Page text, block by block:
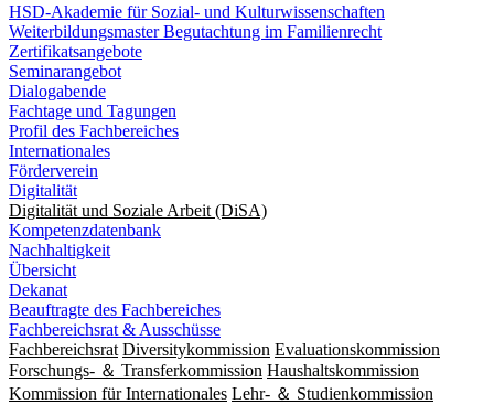
HSD-Akademie für Sozial- und Kulturwissenschaften
Weiterbildungsmaster Begutachtung im Familienrecht
Zertifikatsangebote
Seminarangebot
Dialogabende
Fachtage und Tagungen
Profil des Fachbereiches
Internationales
Förderverein
Digitalität
Digitalität und Soziale Arbeit (DiSA)
Kompetenzdatenbank
Nachhaltigkeit
Übersicht
Dekanat
Beauftragte des Fachbereiches
Fachbereichsrat & Ausschüsse
Fachbereichsrat Diversitykommission Evaluationskommission
Forschungs- ＆ Transferkommission Haushaltskommission
Kommission für Internationales Lehr- ＆ Studienkommission